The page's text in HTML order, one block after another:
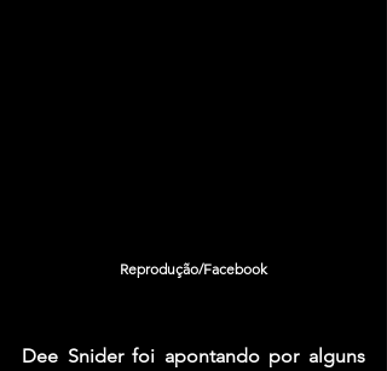
Reprodução/Facebook
Dee Snider foi apontando por alguns